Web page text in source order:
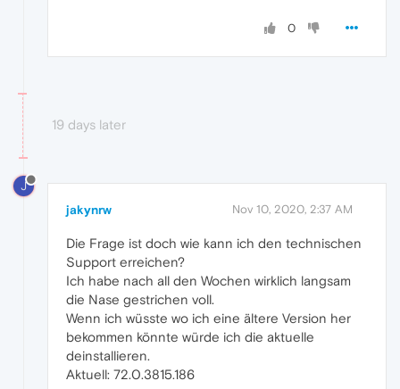
0
19 days later
J
jakynrw Nov 10, 2020, 2:37 AM
Die Frage ist doch wie kann ich den technischen
Support erreichen?
Ich habe nach all den Wochen wirklich langsam
die Nase gestrichen voll.
Wenn ich wüsste wo ich eine ältere Version her
bekommen könnte würde ich die aktuelle
deinstallieren.
Aktuell: 72.0.3815.186